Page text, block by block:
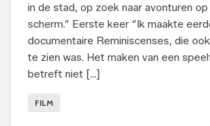
in de stad, op zoek naar avonturen
scherm.” Eerste keer “Ik maakte
documentaire Reminiscenses, die
te zien was. Het maken van een
betreft niet […]
FILM